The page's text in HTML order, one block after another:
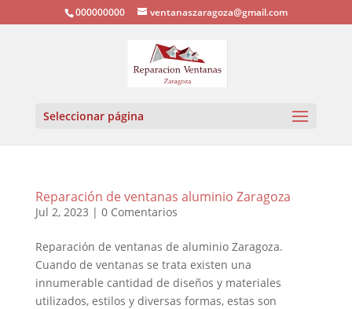
000000000 ventanaszaragoza@gmail.com
Seleccionar página
Reparación de ventanas aluminio Zaragoza
Jul 2, 2023 | 0 Comentarios
Reparación de ventanas de aluminio Zaragoza.
Cuando de ventanas se trata existen una
innumerable cantidad de diseños y materiales
utilizados, estilos y diversas formas, estas son